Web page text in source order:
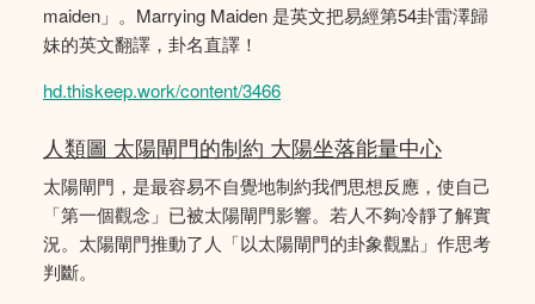
maiden」。Marrying Maiden 是英文把易經第54卦雷澤歸
妹的英文翻譯，卦名直譯！
hd.thiskeep.work/content/3466
人類圖 太陽閘門的制約 大陽坐落能量中心
太陽閘門，是最容易不自覺地制約我們思想反應，使自己
「第一個觀念」已被太陽閘門影響。若人不夠冷靜了解實
況。太陽閘門推動了人「以太陽閘門的卦象觀點」作思考
判斷。